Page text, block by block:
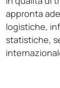
appronta
logistiche,
statistiche,